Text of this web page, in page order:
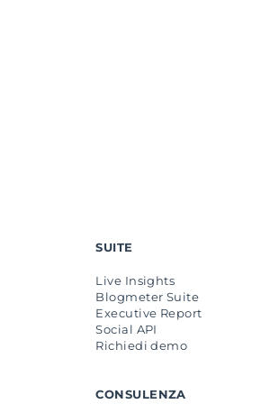
SUITE
Live Insights
Blogmeter Suite
Executive Report
Social API
Richiedi demo
CONSULENZA